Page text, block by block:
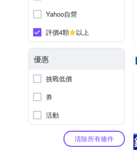
Yahoo自營
評價4顆
以上
優惠
挑戰低價
券
活動
清除所有條件